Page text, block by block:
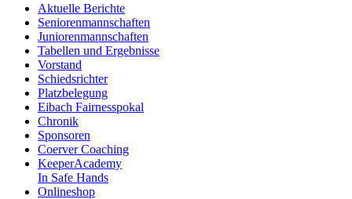
Aktuelle Berichte
Seniorenmannschaften
Juniorenmannschaften
Tabellen und Ergebnisse
Vorstand
Schiedsrichter
Platzbelegung
Eibach Fairnesspokal
Chronik
Sponsoren
Coerver Coaching
KeeperAcademy
In Safe Hands
Onlineshop